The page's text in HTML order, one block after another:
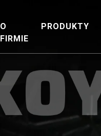
O
FIRMIE
PRODUKTY